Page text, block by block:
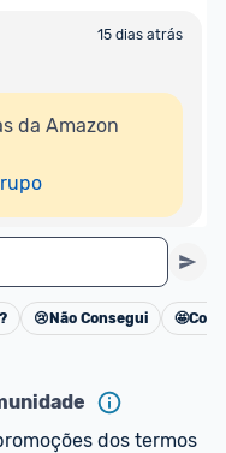
15 dias atrás
da Amazon
Cancelar
😢 Não Consegui 🤩
dos termos